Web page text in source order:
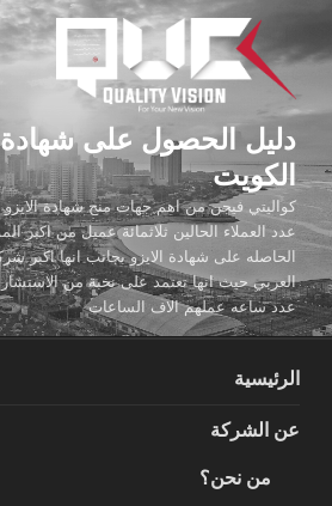
المحتوى
دليل الحصول على شهادة
الكويت
كواليتي فيجن من اهم جهات منح شهادة
عدد العملاء الحالين ثلاثمائة عميل من اكبر
الحاصله على شهادة الايزو بجانب انها اكبر
العربي حيث انها تعتمد على نخبة من
عدد ساعه عملهم الاف الساعات
الرئيسية
عن الشركة
من نحن؟